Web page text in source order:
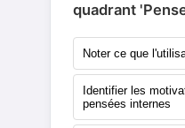
quadrant
Noter ce que
Identifier les
pensées internes